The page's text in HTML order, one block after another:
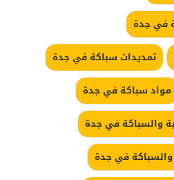
في جدة
تمديدات سباكة في جدة
مواد سباكة في جدة
والسباكة في جدة
والسباكة في جدة